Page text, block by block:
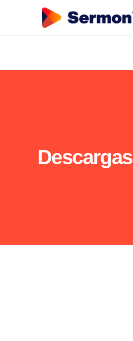
Descargas